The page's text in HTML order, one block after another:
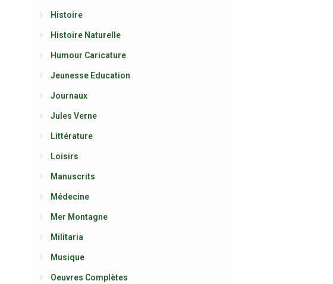
Histoire
Histoire Naturelle
Humour Caricature
Jeunesse Education
Journaux
Jules Verne
Littérature
Loisirs
Manuscrits
Médecine
Mer Montagne
Militaria
Musique
Oeuvres Complètes